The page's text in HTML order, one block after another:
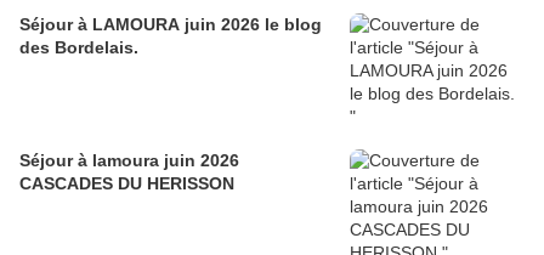
Séjour à LAMOURA juin 2026 le blog
des Bordelais.
Séjour à lamoura juin 2026
CASCADES DU HERISSON